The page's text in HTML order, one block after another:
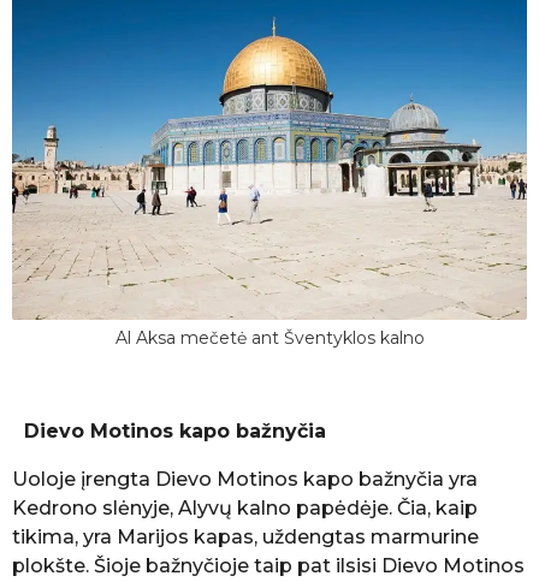
Al Aksa mečetė ant Šventyklos kalno
Dievo Motinos kapo bažnyčia
Uoloje įrengta Dievo Motinos kapo bažnyčia yra
Kedrono slėnyje, Alyvų kalno papėdėje. Čia, kaip
tikima, yra Marijos kapas, uždengtas marmurine
plokšte. Šioje bažnyčioje taip pat ilsisi Dievo Motinos